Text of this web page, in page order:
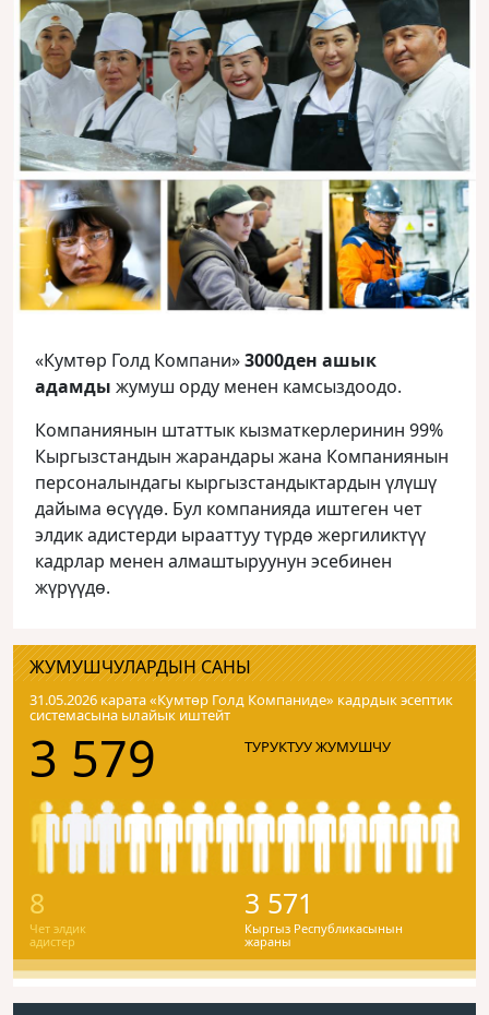
«Кумтөр Голд Компани»3000ден ашык
адамды жумуш орду менен камсыздоодо.
Компаниянын штаттык кызматкерлеринин 99%
Кыргызстандын жарандары жана Компаниянын
персоналындагы кыргызстандыктардын үлүшү
дайыма өсүүдө. Бул компанияда иштеген чет
элдик адистерди ырааттуу түрдө жергиликтүү
кадрлар менен алмаштыруунун эсебинен
жүрүүдө.
ЖУМУШЧУЛАРДЫН САНЫ
31.05.2026 карата «Кумтɵр Голд Компаниде» кадрдык эсептик
системасына ылайык иштейт
3 579 ТУРУКТУУ ЖУМУШЧУ
8
Чет элдик
адистер
3 571
Кыргыз Республикасынын
жараны